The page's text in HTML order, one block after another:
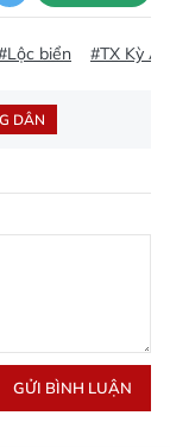
biển #TX Kỳ
DÂN
GỬI BÌNH LUẬN